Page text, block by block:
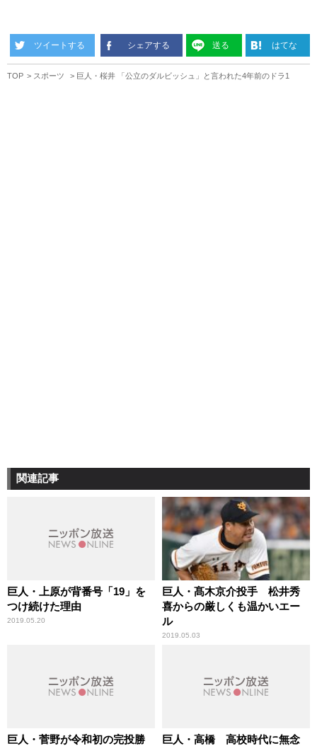
ツイートする シェアする 送る はてな
TOP スポーツ 巨人・桜井 「公立のダルビッシュ」と言われた4年前のドラ1
関連記事
巨人・上原が背番号「19」を
つけ続けた理由
2019.05.20
巨人・髙木京介投手 松井秀
喜からの厳しくも温かいエー
ル
2019.05.03
巨人・菅野が令和初の完投勝
巨人・高橋 高校時代に無念